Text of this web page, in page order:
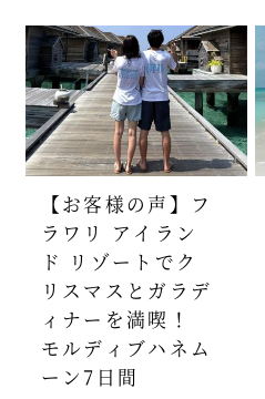
【お客様の声】フ
ラワリ アイラン
ド リゾートでク
リスマスとガラデ
ィナーを満喫！
モルディブハネム
ーン7日間